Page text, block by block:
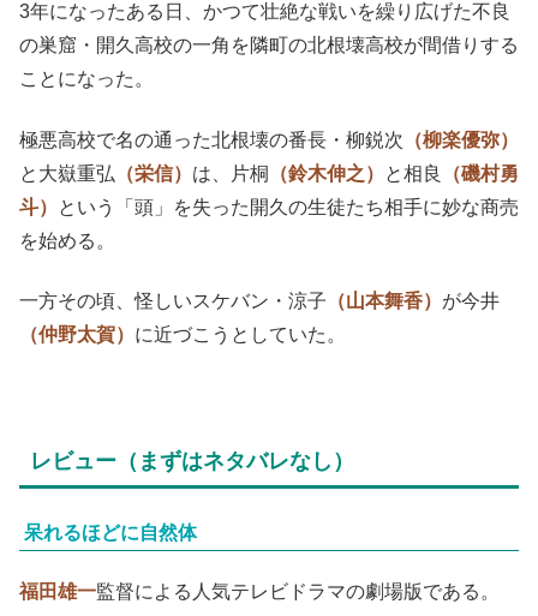
3年になったある日、かつて壮絶な戦いを繰り広げた不良
の巣窟・開久高校の一角を隣町の北根壊高校が間借りする
ことになった。
極悪高校で名の通った北根壊の番長・柳鋭次 （柳楽優弥）
と大嶽重弘 （栄信） は、片桐 （鈴木伸之） と相良
（磯村勇
斗）
という「頭」を失った開久の生徒たち相手に妙な商売
を始める。
一方その頃、怪しいスケバン・涼子 （山本舞香） が今井
（仲野太賀） に近づこうとしていた。
レビュー（まずはネタバレなし）
呆れるほどに自然体
福田雄一監督による人気テレビドラマの劇場版である。